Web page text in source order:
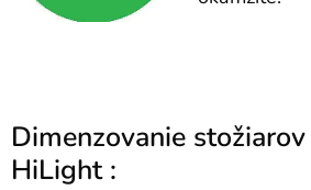
Dimenzovanie stožiarov
HiLight :